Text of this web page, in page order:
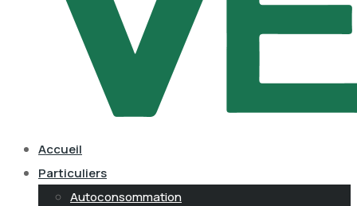
Accueil
Particuliers
Autoconsommation